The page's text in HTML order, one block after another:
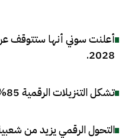
أعلنت سوني أنها ستتوقف عن
2028
.
تشكل التنزيلات الرقمية 85% من مبيعات الألعاب على منصتي PS4 وPS5
التحول الرقمي يزيد من